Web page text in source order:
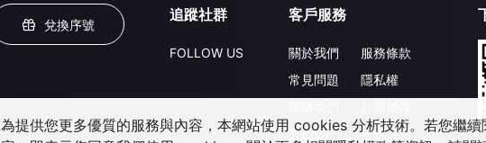
兌換序號
追蹤社群
FOLLOW US
客戶服務
關於我們
常見問題
升級VIP
服務條款
隱私權
合作洽談
為提供您更多優質的服務與內容，本網站使用 cookies 分析技術。若您繼續